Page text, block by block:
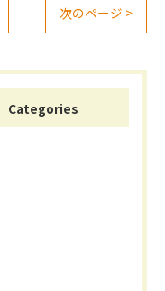
次のページ >
Categories